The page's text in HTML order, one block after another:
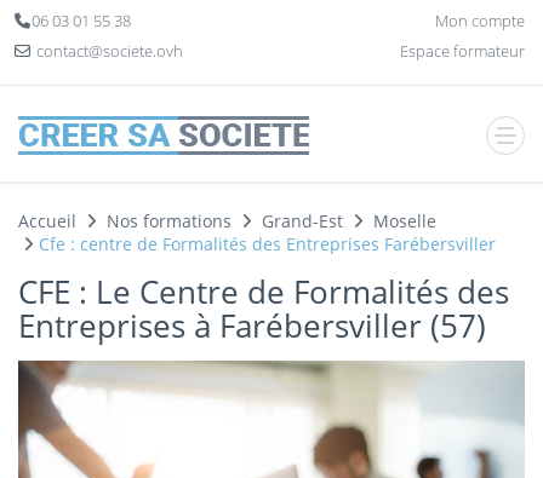
06 03 01 55 38
contact@societe.ovh
Mon compte
Espace formateur
Accueil Nos formations Grand-Est
Moselle
Cfe : centre de Formalités des Entreprises Farébersviller
CFE : Le Centre de Formalités des
Entreprises à Farébersviller (57)
Panneau de gestion des cookies